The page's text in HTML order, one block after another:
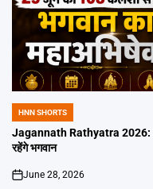
POSTED
IN
HNN SHORTS
Jagannath Rathyatra 2026: 29
रहेंगे भगवान
on
June 28, 2026